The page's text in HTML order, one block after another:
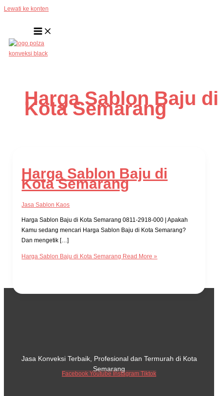
Lewati ke konten
Harga Sablon Baju
Kota Semarang
Harga Sablon Baju di
Kota Semarang
Jasa Sablon Kaos
Harga Sablon Baju di Kota Semarang 0811-2918-000 | Apakah
Kamu sedang mencari Harga Sablon Baju di Kota Semarang?
Dan mengetik […]
Harga Sablon Baju di Kota Semarang Read More »
Jasa Konveksi Terbaik, Profesional dan Termurah di Kota
Semarang
Facebook Youtube Instagram Tiktok